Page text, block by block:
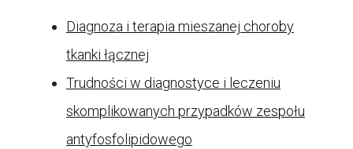
Diagnoza i terapia mieszanej choroby
tkanki łącznej
Trudności w diagnostyce i leczeniu
skomplikowanych przypadków zespołu
antyfosfolipidowego